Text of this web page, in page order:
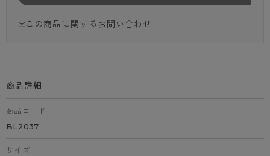
この商品に関するお問い合わせ
商品詳細
商品コード
BL2037
サイズ